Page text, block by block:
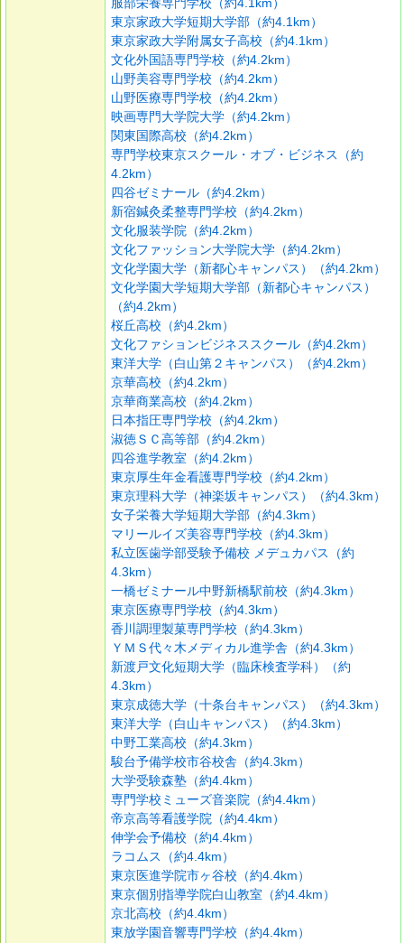
東京家政大学短期大学部（約4.1km）
東京家政大学附属女子高校（約4.1km）
文化外国語専門学校（約4.2km）
山野美容専門学校（約4.2km）
山野医療専門学校（約4.2km）
映画専門大学院大学（約4.2km）
関東国際高校（約4.2km）
専門学校東京スクール・オブ・ビジネス（約
4.2km）
四谷ゼミナール（約4.2km）
新宿鍼灸柔整専門学校（約4.2km）
文化服装学院（約4.2km）
文化ファッション大学院大学（約4.2km）
文化学園大学（新都心キャンパス）（約4.2km）
文化学園大学短期大学部（新都心キャンパス）
（約4.2km）
桜丘高校（約4.2km）
文化ファションビジネススクール（約4.2km）
東洋大学（白山第２キャンパス）（約4.2km）
京華高校（約4.2km）
京華商業高校（約4.2km）
日本指圧専門学校（約4.2km）
淑徳ＳＣ高等部（約4.2km）
四谷進学教室（約4.2km）
東京厚生年金看護専門学校（約4.2km）
東京理科大学（神楽坂キャンパス）（約4.3km）
女子栄養大学短期大学部（約4.3km）
マリールイズ美容専門学校（約4.3km）
私立医歯学部受験予備校 メデュカパス（約
4.3km）
一橋ゼミナール中野新橋駅前校（約4.3km）
東京医療専門学校（約4.3km）
香川調理製菓専門学校（約4.3km）
ＹＭＳ代々木メディカル進学舎（約4.3km）
新渡戸文化短期大学（臨床検査学科）（約
4.3km）
東京成徳大学（十条台キャンパス）（約4.3km）
東洋大学（白山キャンパス）（約4.3km）
中野工業高校（約4.3km）
駿台予備学校市谷校舎（約4.3km）
大学受験森塾（約4.4km）
専門学校ミューズ音楽院（約4.4km）
帝京高等看護学院（約4.4km）
伸学会予備校（約4.4km）
ラコムス（約4.4km）
東京医進学院市ヶ谷校（約4.4km）
東京個別指導学院白山教室（約4.4km）
京北高校（約4.4km）
東放学園音響専門学校（約4.4km）